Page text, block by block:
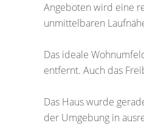
Angeboten wird eine
unmittelbaren
Das ideale
entfernt. Auch das
Das Haus wurde
der Umgebung in